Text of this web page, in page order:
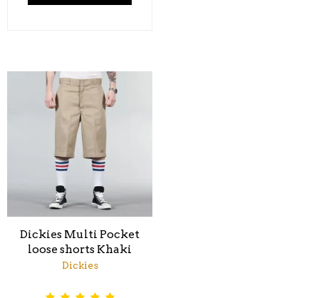
Dickies Multi Pocket
loose shorts Khaki
Dickies